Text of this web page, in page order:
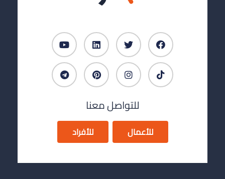
للتواصل معنا
للأعمال للأفراد